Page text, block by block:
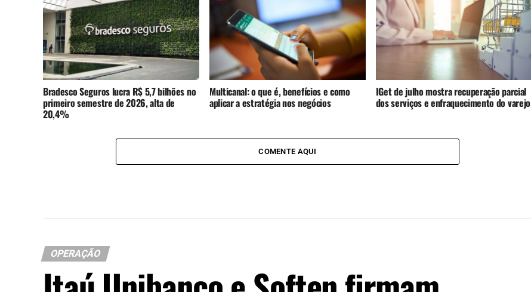
Bradesco Seguros lucra R$ 5,7 bilhões no
primeiro semestre de 2026, alta de
20,4%
Multicanal: o que é, benefícios e como
aplicar a estratégia nos negócios
IGet de julho mostra recuperação parcial
dos serviços e enfraquecimento do varejo
COMENTE AQUI
OPERAÇÃO